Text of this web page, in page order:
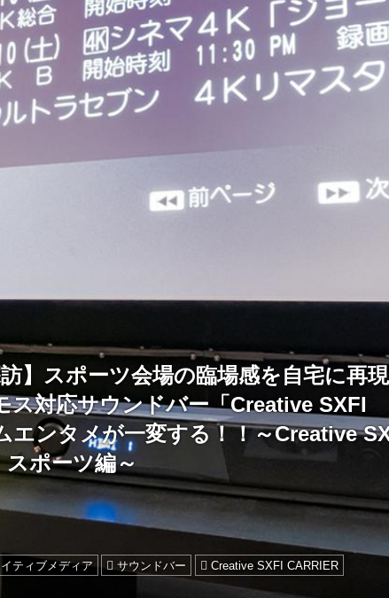
訪】スポーツ会場の臨場感を自宅に再
ス対応サウンドバー「Creative SXFI
エンタメが一変する！！～Creative
スポーツ編～
ティブメディア サウンドバー
Creative SXFI CARRIER